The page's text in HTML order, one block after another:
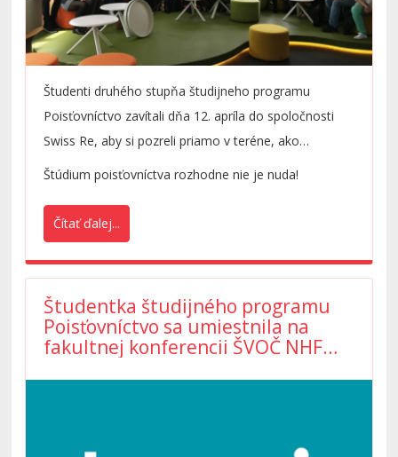
Študenti druhého stupňa študijneho programu
Poisťovníctvo zavítali dňa 12. apríla do spoločnosti
Swiss Re, aby si pozreli priamo v teréne, ako
prebiehajú procesy v jednej z najväčších zaisťovní na
aktivitami sa nám darí spájať teóriu s praxou
Štúdium poisťovníctva rozhodne nie je nuda!
Čítať ďalej...
Študentka študijného programu
Poisťovníctvo sa umiestnila na
fakultnej konferencii ŠVOČ NHF